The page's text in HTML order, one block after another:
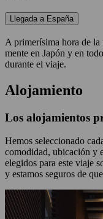
Llegada a España
A primerísima hora de la
mente en Japón y en
durante el viaje.
Alojamiento
Los alojamientos
Hemos seleccionado
comodidad, ubicación y
elegidos para este viaje
y estamos seguros de